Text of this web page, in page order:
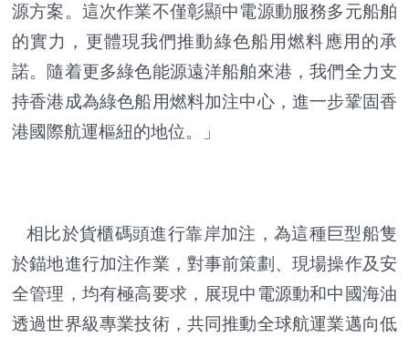
源方案。這次作業不僅彰顯中電源動服務多元船舶
的實力，更體現我們推動綠色船用燃料應用的承
諾。隨着更多綠色能源遠洋船舶來港，我們全力支
持香港成為綠色船用燃料加注中心，進一步鞏固香
港國際航運樞紐的地位。」
相比於貨櫃碼頭進行靠岸加注，為這種巨型船隻
於錨地進行加注作業，對事前策劃、現場操作及安
全管理，均有極高要求，展現中電源動和中國海油
透過世界級專業技術，共同推動全球航運業邁向低